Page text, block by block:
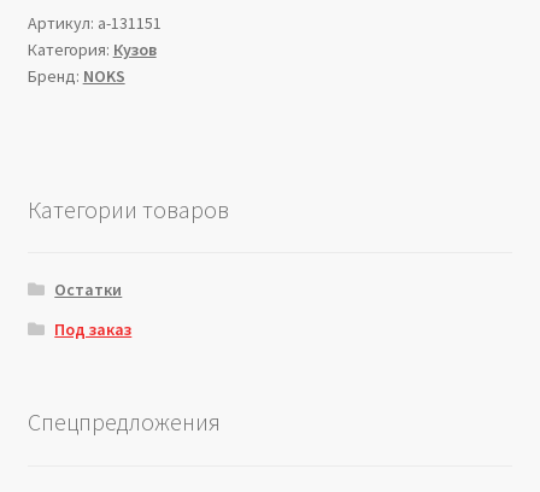
Артикул: a-131151
Категория: Кузов
Бренд: NOKS
Категории товаров
Остатки
Под заказ
Спецпредложения